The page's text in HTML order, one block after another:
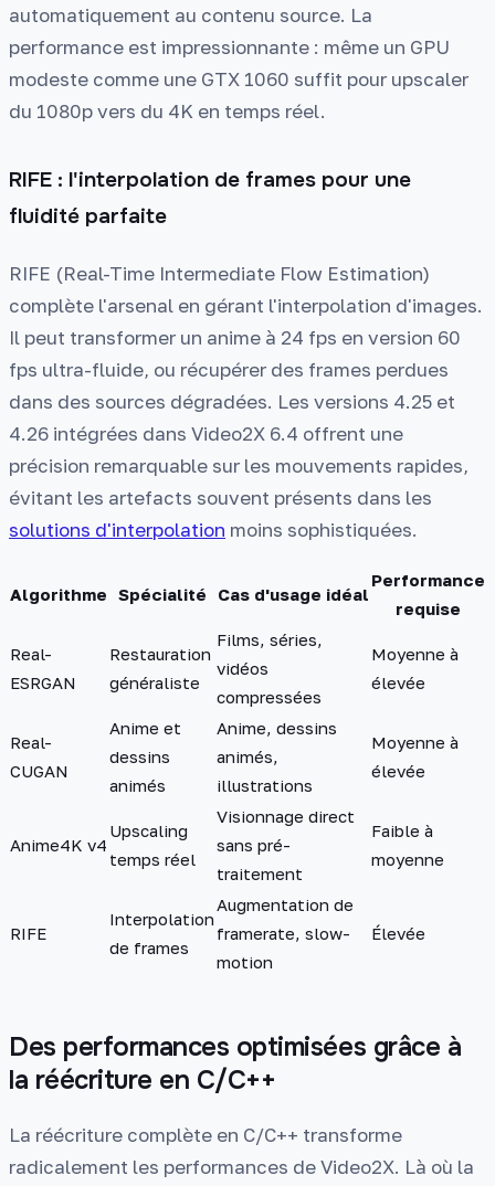
automatiquement au contenu source. La
performance est impressionnante : même un GPU
modeste comme une GTX 1060 suffit pour upscaler
du 1080p vers du 4K en temps réel.
RIFE : l'interpolation de frames pour une
fluidité parfaite
RIFE (Real-Time Intermediate Flow Estimation)
complète l'arsenal en gérant l'interpolation d'images.
Il peut transformer un anime à 24 fps en version 60
fps ultra-fluide, ou récupérer des frames perdues
dans des sources dégradées. Les versions 4.25 et
4.26 intégrées dans Video2X 6.4 offrent une
précision remarquable sur les mouvements rapides,
évitant les artefacts souvent présents dans les
solutions d'interpolation moins sophistiquées.
Algorithme Spécialité Cas d'usage idéal
Performance
requise
Real-
ESRGAN
Restauration
généraliste
Films, séries,
vidéos
compressées
Moyenne à
élevée
Real-
CUGAN
Anime et
dessins
animés
Anime, dessins
animés,
illustrations
Moyenne à
élevée
Anime4K v4
Upscaling
temps réel
Visionnage direct
sans pré-
traitement
Faible à
moyenne
RIFE
Interpolation
de frames
Augmentation de
framerate, slow-
motion
Élevée
Des performances optimisées grâce à
la réécriture en C/C++
La réécriture complète en C/C++ transforme
radicalement les performances de Video2X. Là où la